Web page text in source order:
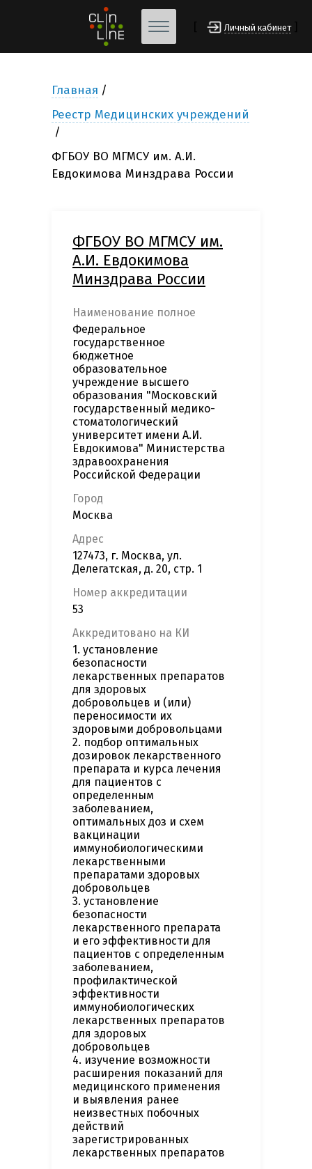
Личный кабинет
Главная
Реестр Медицинских учреждений
ФГБОУ ВО МГМСУ им. А.И.
Евдокимова Минздрава России
ФГБОУ ВО МГМСУ им.
А.И. Евдокимова
Минздрава России
Наименование полное
Федеральное
государственное
бюджетное
образовательное
учреждение высшего
образования "Московский
государственный медико-
стоматологический
университет имени А.И.
Евдокимова" Министерства
здравоохранения
Российской Федерации
Город
Москва
Адрес
127473, г. Москва, ул.
Делегатская, д. 20, стр. 1
Номер аккредитации
53
Аккредитовано на КИ
1. установление
безопасности
лекарственных препаратов
для здоровых
добровольцев и (или)
переносимости их
здоровыми добровольцами
2. подбор оптимальных
дозировок лекарственного
препарата и курса лечения
для пациентов с
определенным
заболеванием,
оптимальных доз и схем
вакцинации
иммунобиологическими
лекарственными
препаратами здоровых
добровольцев
3. установление
безопасности
лекарственного препарата
и его эффективности для
пациентов с определенным
заболеванием,
профилактической
эффективности
иммунобиологических
лекарственных препаратов
для здоровых
добровольцев
4. изучение возможности
расширения показаний для
медицинского применения
и выявления ранее
неизвестных побочных
действий
зарегистрированных
лекарственных препаратов